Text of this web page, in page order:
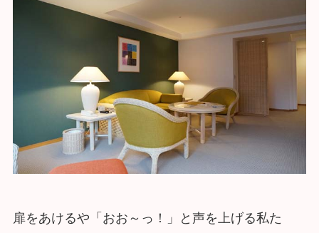
扉をあけるや「おお～っ！」と声を上げる私た